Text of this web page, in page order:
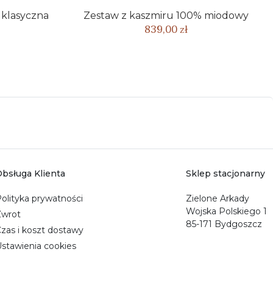
Zestaw z kaszmiru 100% miodowy
839,00 zł
Klienta
prywatności
i koszt dostawy
cookies
Sklep stacjonarny
Zielone Arkady
Wojska Polskiego 1
85-171 Bydgoszcz